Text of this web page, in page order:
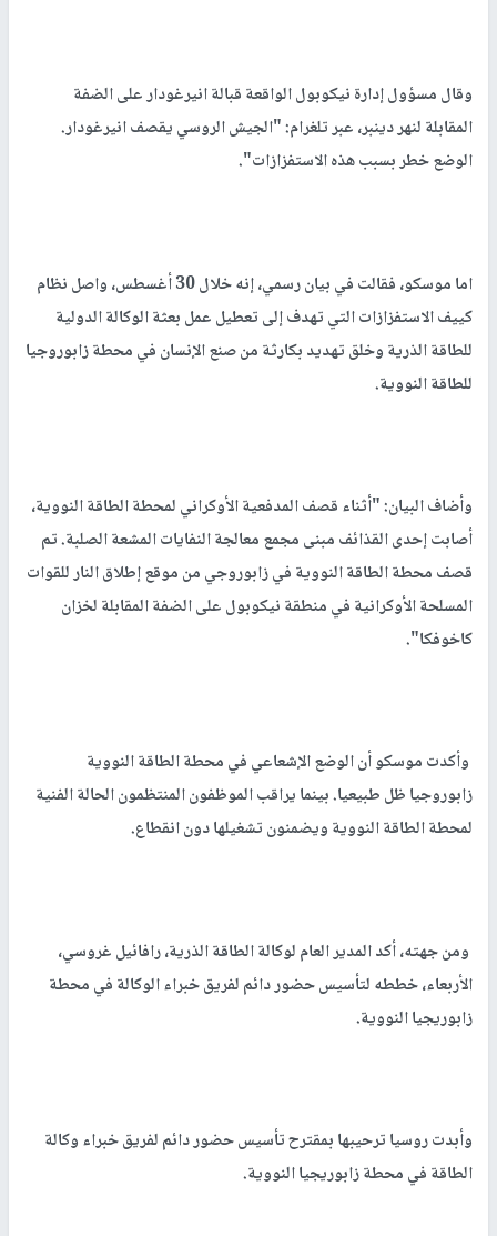
وقال مسؤول إدارة نيكوبول الواقعة قبالة انيرغودار على الضفة
المقابلة لنهر دينبر، عبر تلغرام: "الجيش الروسي يقصف انيرغودار.
الوضع خطر بسبب هذه الاستفزازات".
اما موسكو، فقالت في بيان رسمي، إنه خلال 30 أغسطس، واصل نظام
كييف الاستفزازات التي تهدف إلى تعطيل عمل بعثة الوكالة الدولية
للطاقة الذرية وخلق تهديد بكارثة من صنع الإنسان في محطة زابوروجيا
للطاقة النووية.
وأضاف البيان: "أثناء قصف المدفعية الأوكراني لمحطة الطاقة النووية،
أصابت إحدى القذائف مبنى مجمع معالجة النفايات المشعة الصلبة. تم
قصف محطة الطاقة النووية في زابوروجي من موقع إطلاق النار للقوات
المسلحة الأوكرانية في منطقة نيكوبول على الضفة المقابلة لخزان
كاخوفكا".
وأكدت موسكو أن الوضع الإشعاعي في محطة الطاقة النووية
زابوروجيا ظل طبيعيا. بينما يراقب الموظفون المنتظمون الحالة الفنية
لمحطة الطاقة النووية ويضمنون تشغيلها دون انقطاع.
ومن جهته، أكد المدير العام لوكالة الطاقة الذرية، رافائيل غروسي،
الأربعاء، خططه لتأسيس حضور دائم لفريق خبراء الوكالة في محطة
زابوريجيا النووية.
وأبدت روسيا ترحيبها بمقترح تأسيس حضور دائم لفريق خبراء وكالة
الطاقة في محطة زابوريجيا النووية.